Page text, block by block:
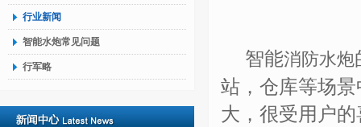
行业新闻
智能水炮常见问题
行军略 智能消防水炮
站，仓库等场
大，很受用户